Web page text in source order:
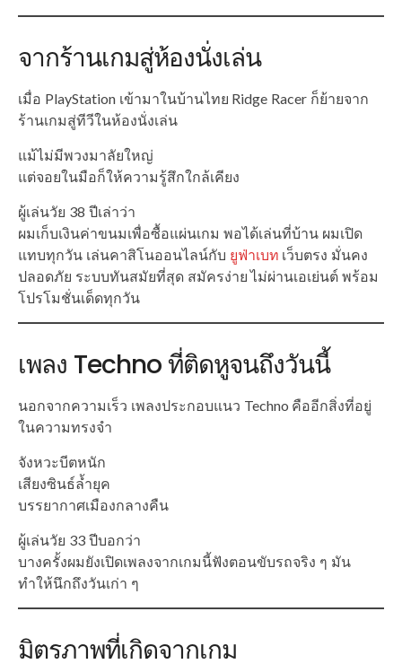
จากร้านเกมสู่ห้องนั่งเล่น
เมื่อ PlayStation เข้ามาในบ้านไทย Ridge Racer ก็ย้ายจาก
ร้านเกมสู่ทีวีในห้องนั่งเล่น
แม้ไม่มีพวงมาลัยใหญ่
แต่จอยในมือก็ให้ความรู้สึกใกล้เคียง
ผู้เล่นวัย 38 ปีเล่าว่า
ผมเก็บเงินค่าขนมเพื่อซื้อแผ่นเกม พอได้เล่นที่บ้าน ผมเปิด
แทบทุกวัน เล่นคาสิโนออนไลน์กับ ยูฟ่าเบท เว็บตรง มั่นคง
ปลอดภัย ระบบทันสมัยที่สุด สมัครง่าย ไม่ผ่านเอเย่นต์ พร้อม
โปรโมชั่นเด็ดทุกวัน
เพลง Techno ที่ติดหูจนถึงวันนี้
นอกจากความเร็ว เพลงประกอบแนว Techno คืออีกสิ่งที่อยู่
ในความทรงจำ
จังหวะบีตหนัก
เสียงซินธ์ล้ำยุค
บรรยากาศเมืองกลางคืน
ผู้เล่นวัย 33 ปีบอกว่า
บางครั้งผมยังเปิดเพลงจากเกมนี้ฟังตอนขับรถจริง ๆ มัน
ทำให้นึกถึงวันเก่า ๆ
มิตรภาพที่เกิดจากเกม